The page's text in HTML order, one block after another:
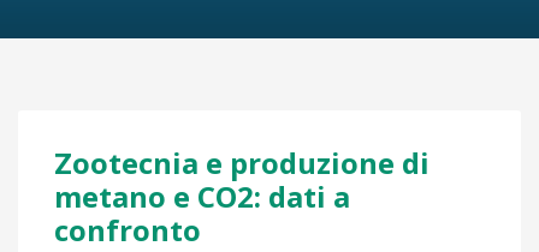
Zootecnia e produzione di
metano e CO2: dati a
confronto